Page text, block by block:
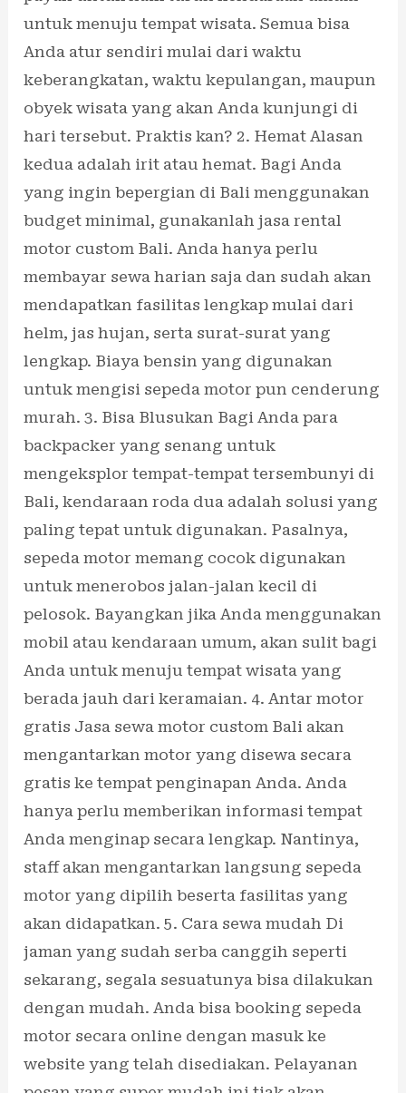
untuk menuju tempat wisata. Semua bisa
Anda atur sendiri mulai dari waktu
keberangkatan, waktu kepulangan, maupun
obyek wisata yang akan Anda kunjungi di
hari tersebut. Praktis kan? 2. Hemat Alasan
kedua adalah irit atau hemat. Bagi Anda
yang ingin bepergian di Bali menggunakan
budget minimal, gunakanlah jasa rental
motor custom Bali. Anda hanya perlu
membayar sewa harian saja dan sudah akan
mendapatkan fasilitas lengkap mulai dari
helm, jas hujan, serta surat-surat yang
lengkap. Biaya bensin yang digunakan
untuk mengisi sepeda motor pun cenderung
murah. 3. Bisa Blusukan Bagi Anda para
backpacker yang senang untuk
mengeksplor tempat-tempat tersembunyi di
Bali, kendaraan roda dua adalah solusi yang
paling tepat untuk digunakan. Pasalnya,
sepeda motor memang cocok digunakan
untuk menerobos jalan-jalan kecil di
pelosok. Bayangkan jika Anda menggunakan
mobil atau kendaraan umum, akan sulit bagi
Anda untuk menuju tempat wisata yang
berada jauh dari keramaian. 4. Antar motor
gratis Jasa sewa motor custom Bali akan
mengantarkan motor yang disewa secara
gratis ke tempat penginapan Anda. Anda
hanya perlu memberikan informasi tempat
Anda menginap secara lengkap. Nantinya,
staff akan mengantarkan langsung sepeda
motor yang dipilih beserta fasilitas yang
akan didapatkan. 5. Cara sewa mudah Di
jaman yang sudah serba canggih seperti
sekarang, segala sesuatunya bisa dilakukan
dengan mudah. Anda bisa booking sepeda
motor secara online dengan masuk ke
website yang telah disediakan. Pelayanan